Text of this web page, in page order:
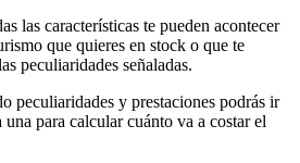
las características te pueden acontecer
que quieres en stock o que te
peculiaridades señaladas.
peculiaridades y prestaciones podrás ir
para calcular cuánto va a costar el